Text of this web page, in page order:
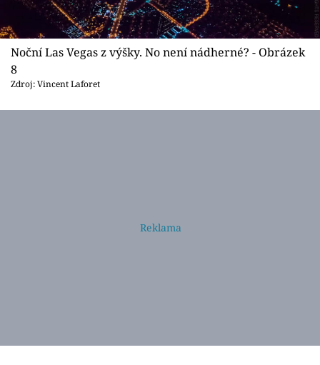
Noční Las Vegas z výšky. No není nádherné? - Obrázek
8
Zdroj: Vincent Laforet